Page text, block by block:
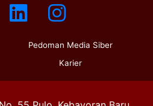
Pedoman Media Siber
Karier